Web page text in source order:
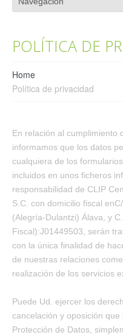
POLÍTICA DE
Home
Política de privacidad
En relación al cumplimiento
informamos que los datos
cualquiera de los
incluidos en unos ficheros
responsabilidad de CLIP
S.C. con domicilio fiscal
(Alegría-Dulantzi) Álava, y
Fiscal):J01449503, serán
con la única finalidad de
de nuestras relaciones
realización de los servicios
Puede Ud. ejercer los
cancelación y oposición
Protección de Datos,